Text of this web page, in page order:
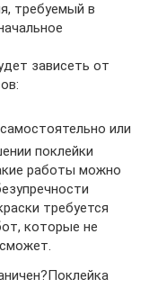
требуемый в
зависеть от
или
поклейки
работы можно
требуется
которые не